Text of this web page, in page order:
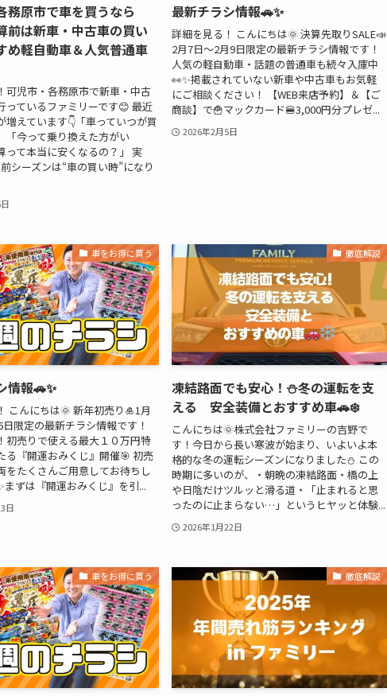
務原市で車を買うなら
は新車・中古車の買い
め軽自動車＆人気普通車
可児市・各務原市で新車・中古
っているファミリーです😊 最近
増えています👇「車っていつが買
「今って乗り換えた方がい
って本当に安くなるの？」 実
シーズンは“車の買い時”になり
最新チラシ情報🚗✨
詳細を見る！ こんにちは🌞 決算先取りSALE📣
2月7日～2月9日限定の最新チラシ情報です！
人気の軽自動車・話題の普通車も続々入庫中
👀✨掲載されていない新車や中古車もお気軽
にご相談ください！ 【WEB来店予約】＆【ご
商談】で🍟マックカード🍔3,000円分プレゼ...
2026年2月5日
車をお得に買う
情報🚗✨
こんにちは🌞 新年初売り🎍1月
限定の最新チラシ情報です！
初売りで使える最大１０万円特
る『開運おみくじ』開催🎯 初売
をたくさんご用意してお待ちし
まずは『開運おみくじ』を引...
日
徹底解説
凍結路面でも安心！⛄冬の運転を支
える 安全装備とおすすめ車🚗❄️
こんにちは🌞株式会社ファミリーの吉野で
す！今日から長い寒波が始まり、いよいよ本
格的な冬の運転シーズンになりました⛄ この
時期に多いのが、・朝晩の凍結路面・橋の上
や日陰だけツルッと滑る道・「止まれると思
ったのに止まらない…」というヒヤッと体験...
2026年1月22日
車をお得に買う 徹底解説